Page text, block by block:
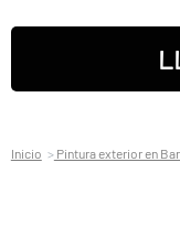
Inicio Pintura exterior en